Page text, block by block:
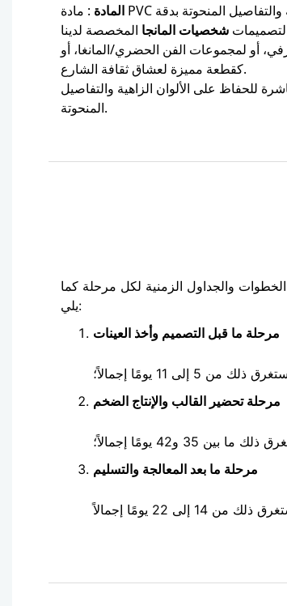
المادة : مادة PVC متينة، مصممة للحفاظ على الألوان الزاهية والتفاصيل المنحوتة بدقة
لتصميمات شخصيات المانجا
أو لمجموعات الفن الحضري/المانغا، أو
كقطعة مميزة لعشاق ثقافة الشارع.
للحفاظ على الألوان الزاهية والتفاصيل
المنحوتة.
والجداول الزمنية لكل مرحلة كما
يلي:
مرحلة ما قبل التصميم وأخذ العينات
11 يومًا إجمالاً؛
مرحلة تحضير القالب والإنتاج الضخم
يومًا إجمالاً؛
مرحلة ما بعد المعالجة والتسليم